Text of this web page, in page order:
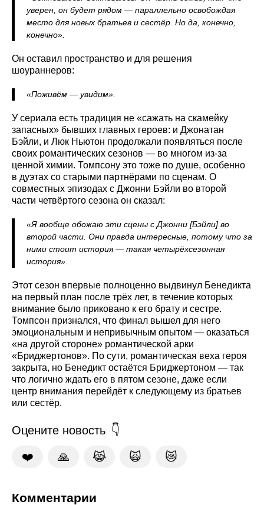
уверен, он будет рядом — параллельно освобождая
место для новых братьев и сестёр. Но да, конечно,
конечно».
Он оставил пространство и для решения
шоураннеров:
«Поживём — увидим».
У сериала есть традиция не «сажать на скамейку
запасных» бывших главных героев: и Джонатан
Бэйли, и Люк Ньютон продолжали появляться после
своих романтических сезонов — во многом из-за
ценной химии. Томпсону это тоже по душе, особенно
в дуэтах со старыми партнёрами по сценам. О
совместных эпизодах с Джонни Бэйли во второй
части четвёртого сезона он сказал:
«Я вообще обожаю эти сцены с Джонни [Бэйли] во
второй части. Они правда интересные, потому что за
ними стоит история — такая четырёхсезонная
история».
Этот сезон впервые полноценно выдвинул Бенедикта
на первый план после трёх лет, в течение которых
внимание было приковано к его брату и сестре.
Томпсон признался, что финал вышел для него
эмоциональным и непривычным опытом — оказаться
«на другой стороне» романтической арки
«Бриджертонов». По сути, романтическая веха героя
закрыта, но Бенедикт остаётся Бриджертоном — так
что логично ждать его в пятом сезоне, даже если
центр внимания перейдёт к следующему из братьев
или сестёр.
Оцените новость
❤️ 🙏 😹 🙀 😿
Комментарии